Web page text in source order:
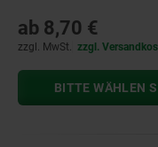
ab 8,70 €
zzgl. MwSt. zzgl.
BITTE WÄHLEN